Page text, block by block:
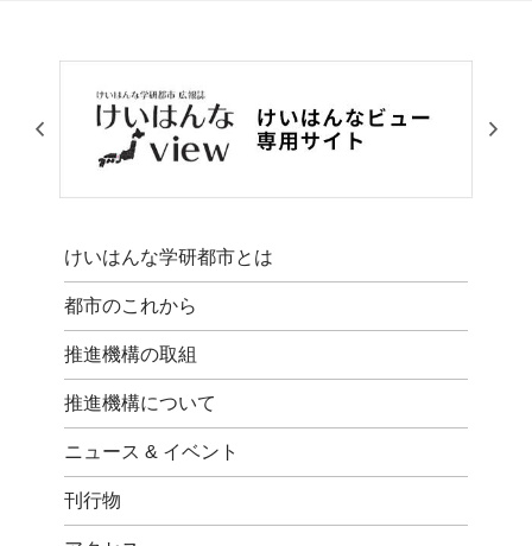
けいはんな学研都市とは
都市のこれから
推進機構の取組
推進機構について
ニュース & イベント
刊行物